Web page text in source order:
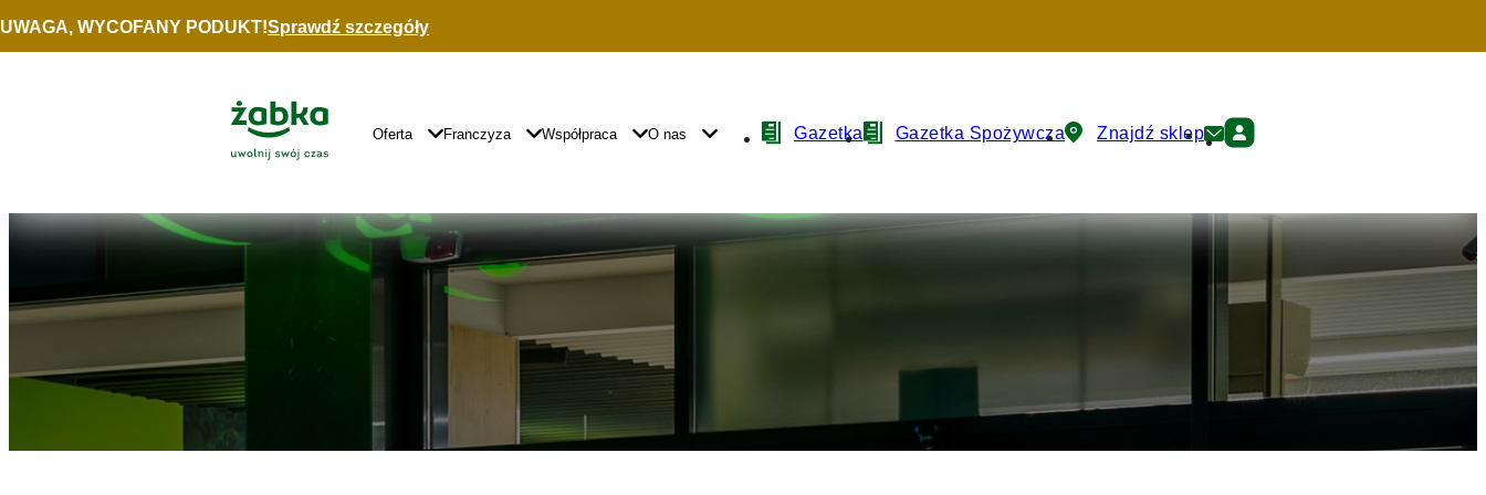
Idź do treści
UWAGA, WYCOFANY PODUKT!Sprawdź szczegóły
Główne
Logo
Główna
Nawigacja
Oferta Franczyza Współpraca O nas
NawigacjaGazetka Gazetka Spożywcza Znajdź sklep